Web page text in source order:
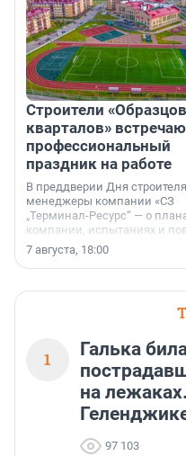
Строители
кварталов»
профессиональный
праздник на работе
В преддверии Дня
менеджеры компании «СЗ
„Терминал-Ресурс“ — о
компании, испытаниях и
осторожного оптимизма.
7 августа, 18:00
1
Галька
на
97 103